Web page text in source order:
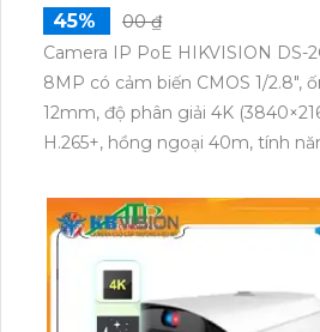
45%
00 ₫
Camera IP PoE HIKVISION DS-
8MP có cảm biến CMOS 1/2.8",
12mm, độ phân giải 4K
H.265+, hồng ngoại 40m, tính
IP67, IK10, hỗ trợ Hik-Connect.